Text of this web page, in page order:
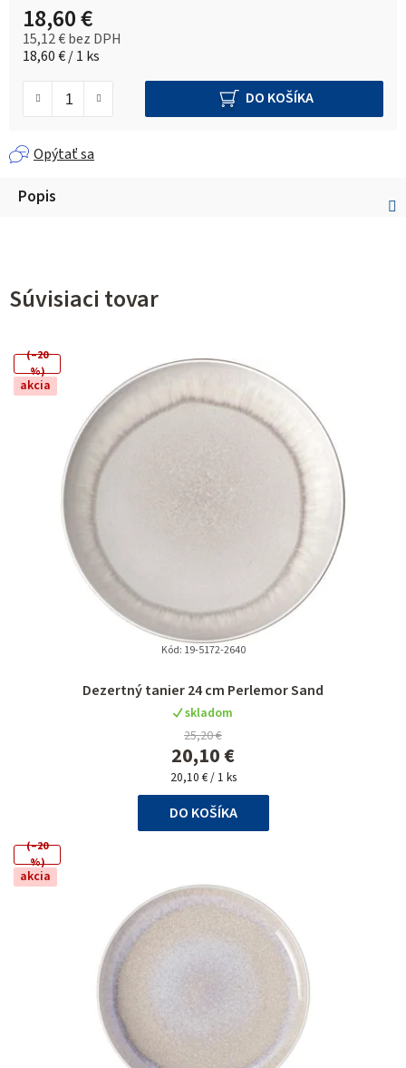
18,60 €
15,12 € bez DPH
Jednotková cena:
18,60 € / 1 ks
DO KOŠÍKA
Opýtať sa
Popis
Súvisiaci tovar
akcia
Dezertný tanier 24 cm Perlemor Sand
skladom
20,10 €
25,20 €
(–20
%)
Jednotková
cena:
20,10 € / 1 ks
DO KOŠÍKA
Kód: 19-5172-2640
akcia
(–20
%)